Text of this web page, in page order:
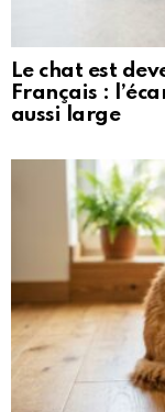
Le chat est
Français :
aussi large